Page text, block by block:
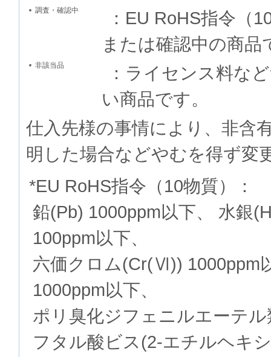
調査・確認中
：EU RoHS指令（
または確認中の商品
非該当品
：ライセンス料な
い商品です。
仕入先様の事情により、非含
明した場合などやむを得ず変
*EU RoHS指令（10物質）：
鉛(Pb) 1000ppm以下、 水銀
100ppm以下、
六価クロム(Cr(Ⅵ)) 1000ppm
1000ppm以下、
ポリ臭化ジフェニルエーテ
フタル酸ビス(2-エチルヘ